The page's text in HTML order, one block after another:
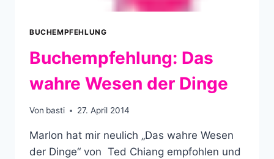
BUCHEMPFEHLUNG
Buchempfehlung: Das
wahre Wesen der Dinge
Von basti 27. April 2014
Marlon hat mir neulich „Das wahre Wesen
der Dinge“ von Ted Chiang empfohlen und